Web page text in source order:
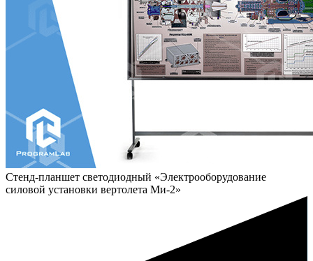
Стенд-планшет светодиодный «Электрооборудование
силовой установки вертолета Ми-2»